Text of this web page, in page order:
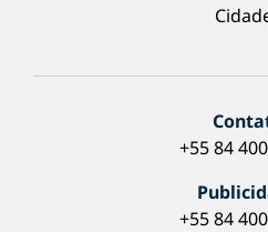
+55 84
+55 84